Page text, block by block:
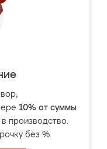
10% от суммы
производство.
без %.